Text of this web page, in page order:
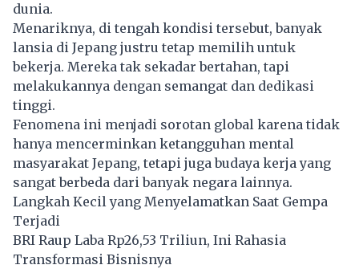
dunia.
Menariknya, di tengah kondisi tersebut, banyak
lansia di Jepang justru tetap memilih untuk
bekerja. Mereka tak sekadar bertahan, tapi
melakukannya dengan semangat dan dedikasi
tinggi.
Fenomena ini menjadi sorotan global karena tidak
hanya mencerminkan ketangguhan mental
masyarakat Jepang, tetapi juga budaya kerja yang
sangat berbeda dari banyak negara lainnya.
Langkah Kecil yang Menyelamatkan Saat Gempa
Terjadi
BRI Raup Laba Rp26,53 Triliun, Ini Rahasia
Transformasi Bisnisnya